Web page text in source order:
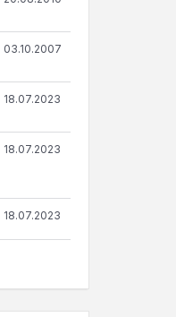
03.10.2007
18.07.2023
18.07.2023
18.07.2023